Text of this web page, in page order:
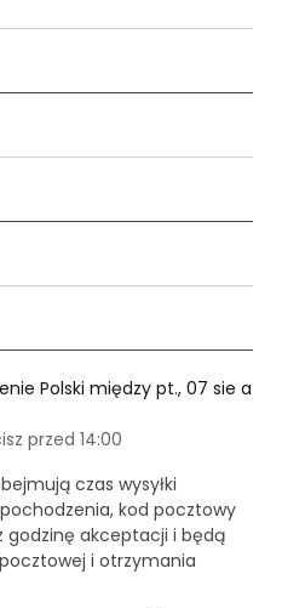
Polski między pt., 07 sie a
przed 14:00
czas wysyłki
kod pocztowy
godzinę akceptacji i będą
i otrzymania